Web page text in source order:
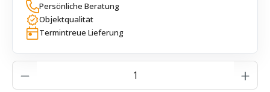
Persönliche Beratung
Objektqualität
Termintreue Lieferung
Produkt Anzahl: Gib den gewünschten